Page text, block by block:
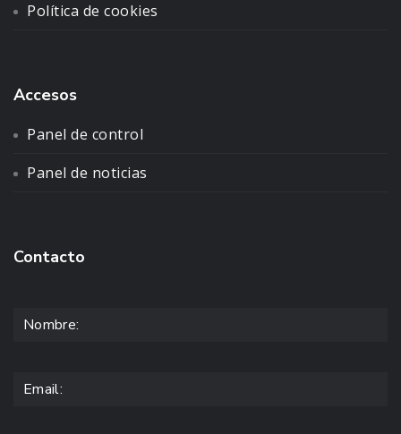
Política de cookies
Accesos
Panel de control
Panel de noticias
Contacto